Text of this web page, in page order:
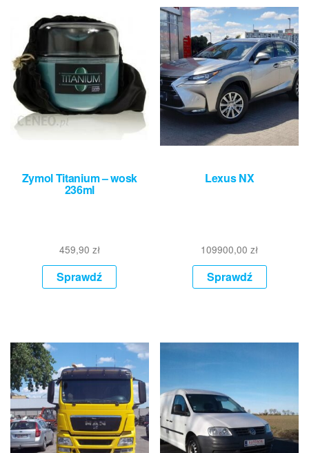
Zymol Titanium – wosk
236ml
459,90 zł
Sprawdź
Lexus NX
109900,00zł
Sprawdź